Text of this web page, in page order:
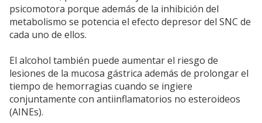
psicomotora porque además de la inhibición del
metabolismo se potencia el efecto depresor del SNC de
cada uno de ellos.
El alcohol también puede aumentar el riesgo de
lesiones de la mucosa gástrica además de prolongar el
tiempo de hemorragias cuando se ingiere
conjuntamente con antiinflamatorios no esteroideos
(AINEs).